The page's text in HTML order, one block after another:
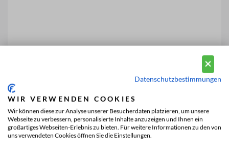
Datenschutzbestimmungen
WIR VERWENDEN COOKIES
Wir können diese zur Analyse unserer Besucherdaten platzieren, um unsere
Webseite zu verbessern, personalisierte Inhalte anzuzeigen und Ihnen ein
großartiges Webseiten-Erlebnis zu bieten. Für weitere Informationen zu den von
uns verwendeten Cookies öffnen Sie die Einstellungen.